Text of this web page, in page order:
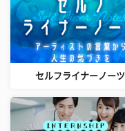
セルフライナーノーツ